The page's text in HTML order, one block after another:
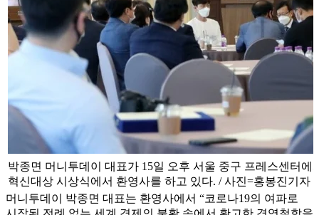
박종면 머니투데이 대표가 15일 오후 서울 중구 프레스센터에
혁신대상 시상식에서 환영사를 하고 있다. / 사진=홍봉진기자
머니투데이 박종면 대표는 환영사에서 “코로나19의 여파로